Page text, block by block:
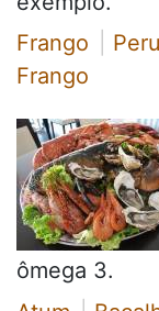
Frango
Peru
Frango
ômega 3.